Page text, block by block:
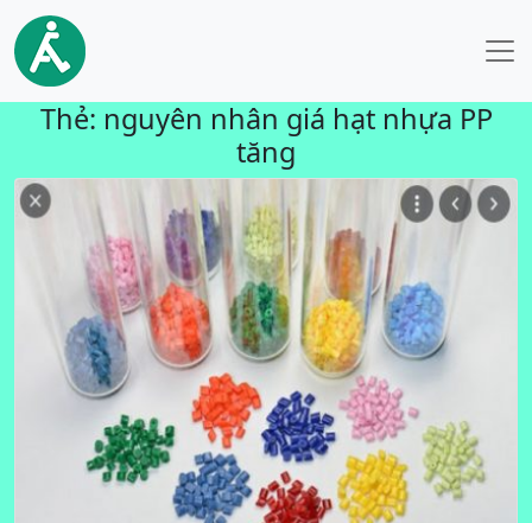
Thẻ: nguyên nhân giá hạt nhựa PP
tăng